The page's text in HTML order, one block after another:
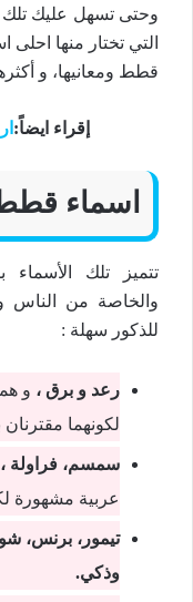
وحتى تسهل عليك تلك
التي تختار منها
قطط ومعانيها، و
إقراء ايضاً:
اسماء
تتميز تلك
والخاصة من
للذكور سهلة :
رعد و برق ، و
لكونهما
سمسم، فراولة
عربية مشهورة
تيمور، برنس،
وذكي.